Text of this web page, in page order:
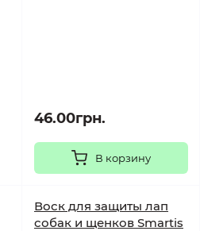
46.00грн.
В корзину
Воск для защиты лап
собак и щенков Smartis